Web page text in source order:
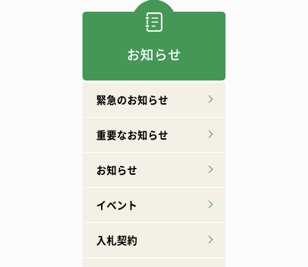
お知らせ
緊急のお知らせ
重要なお知らせ
お知らせ
イベント
入札契約